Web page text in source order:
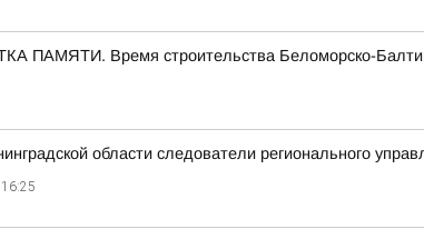
ПАМЯТИ. Время строительства Беломорско-
области следователи регионального
16:25